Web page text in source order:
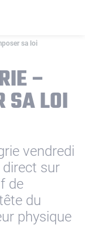
sa loi
–
SA LOI
vendredi
direct sur
de
du
physique